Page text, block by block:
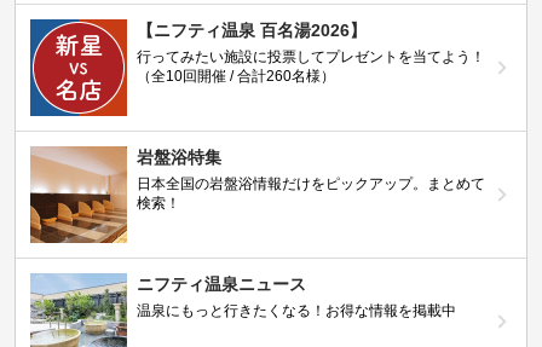
【ニフティ温泉 百名湯2026】
行ってみたい施設に投票してプレゼントを当てよう！
（全10回開催 / 合計260名様）
岩盤浴特集
日本全国の岩盤浴情報だけをピックアップ。まとめて
検索！
ニフティ温泉ニュース
温泉にもっと行きたくなる！お得な情報を掲載中